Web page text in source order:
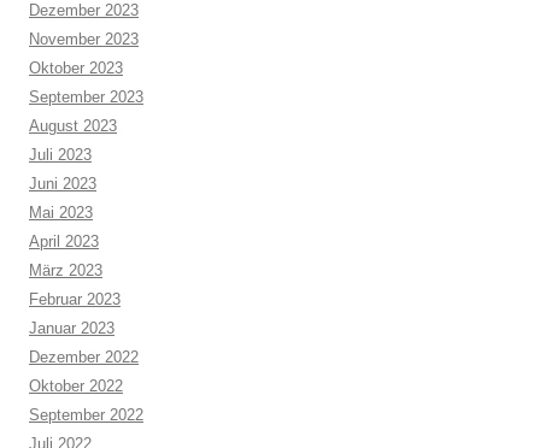
Dezember 2023
November 2023
Oktober 2023
September 2023
August 2023
Juli 2023
Juni 2023
Mai 2023
April 2023
März 2023
Februar 2023
Januar 2023
Dezember 2022
Oktober 2022
September 2022
Juli 2022